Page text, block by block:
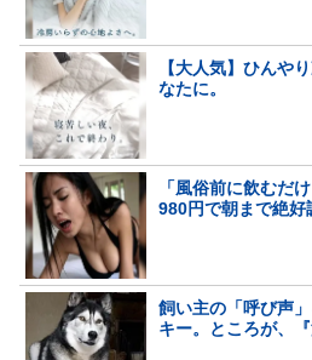
【大人気】ひんや
なたに。
「風俗前に飲むだ
980円で朝まで絶好
飼い主の「呼び声
キー。ところが、